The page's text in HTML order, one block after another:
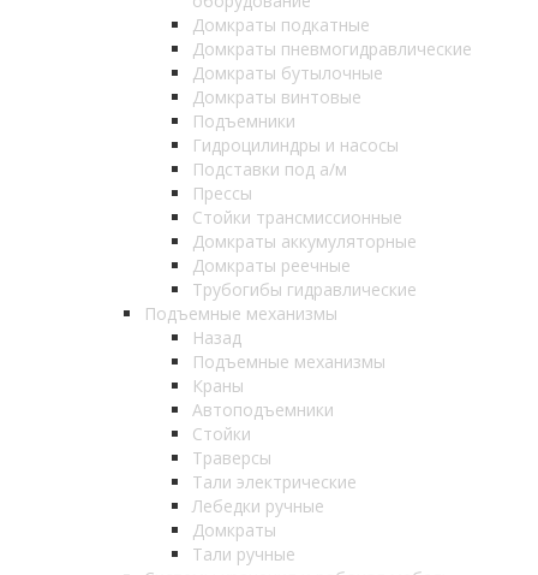
Домкраты подкатные
Домкраты пневмогидравлические
Домкраты бутылочные
Домкраты винтовые
Подъемники
Гидроцилиндры и насосы
Подставки под а/м
Прессы
Стойки трансмиссионные
Домкраты аккумуляторные
Домкраты реечные
Трубогибы гидравлические
Подъемные механизмы
Назад
Подъемные механизмы
Краны
Автоподъемники
Стойки
Траверсы
Тали электрические
Лебедки ручные
Домкраты
Тали ручные